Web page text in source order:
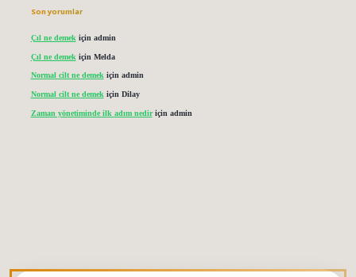
Son yorumlar
Çıl ne demek için admin
Çıl ne demek için Melda
Normal cilt ne demekiçin admin
Normal cilt ne demek için Dilay
Zaman yönetiminde ilk adım nediriçin admin